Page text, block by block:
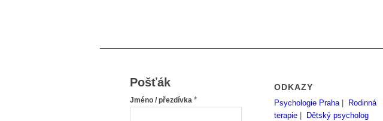
Pošťák
Jméno / přezdívka *
ODKAZY
Psychologie Praha|
Rodinná
terapie
Dětský psycholog